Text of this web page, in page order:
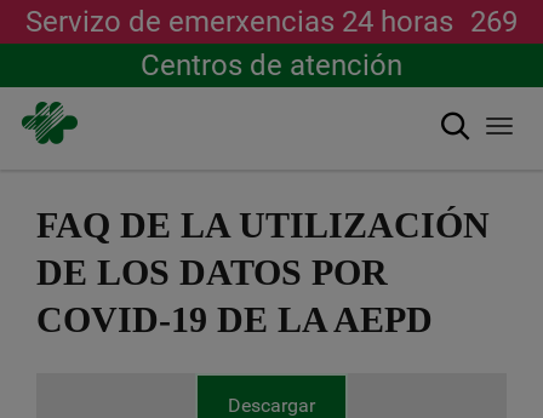
contido
Servizo de emerxencias 24 horas 269
Centros de atención
Buscar
FAQ DE LA UTILIZACIÓN
DE LOS DATOS POR
COVID-19 DE LA AEPD
Descargar